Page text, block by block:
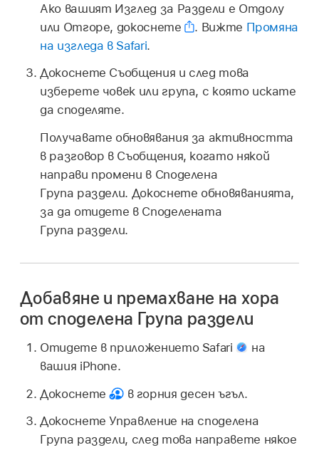
Ако вашият Изглед за Раздели е Отдолу
или Отгоре, докоснете
. Вижте Промяна
на изгледа в Safari.
Докоснете Съобщения и след това
изберете човек или група, с която искате
да споделяте.
Получавате обновявания за активността
в разговор в Съобщения, когато някой
направи промени в Споделена
Група раздели. Докоснете обновяванията,
за да отидете в Споделената
Група раздели.
Добавяне и премахване на хора
от споделена Група раздели
Отидете в приложението Safari
на
вашия iPhone.
Докоснете
в горния десен ъгъл.
Докоснете Управление на споделена
Група раздели, след това направете някое